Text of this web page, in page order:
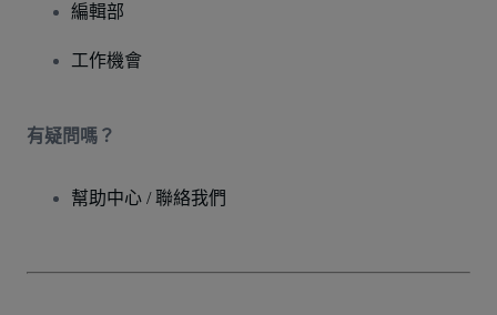
編輯部
工作機會
有疑問嗎？
幫助中心 / 聯絡我們